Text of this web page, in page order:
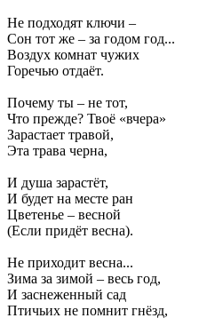
Не подходят ключи –
Сон тот же – за годом год...
Воздух комнат чужих
Горечью отдаёт.
Почему ты – не тот,
Что прежде? Твоё «вчера»
Зарастает травой,
Эта трава черна,
И душа зарастёт,
И будет на месте ран
Цветенье – весной
(Если придёт весна).
Не приходит весна...
Зима за зимой – весь год,
И заснеженный сад
Птичьих не помнит гнёзд,